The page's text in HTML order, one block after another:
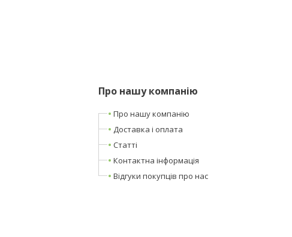
Про нашу компанію
Про нашу компанію
Доставка і оплата
Статті
Контактна інформація
Відгуки покупців про нас